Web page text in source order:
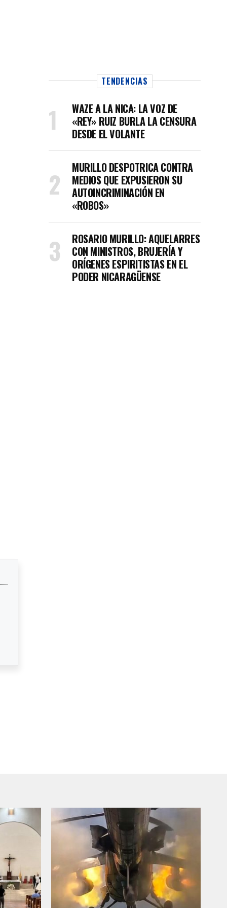
TENDENCIAS
WAZE A LA NICA: LA VOZ DE
«REY» RUIZ BURLA LA CENSURA
DESDE EL VOLANTE
MURILLO DESPOTRICA CONTRA
MEDIOS QUE EXPUSIERON SU
AUTOINCRIMINACIÓN EN
«ROBOS»
ROSARIO MURILLO: AQUELARRES
CON MINISTROS, BRUJERÍA Y
ORÍGENES ESPIRITISTAS EN EL
PODER NICARAGÜENSE